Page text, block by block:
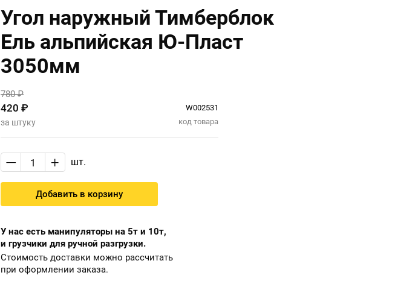
Угол наружный Тимберблок
Ель альпийская Ю-Пласт
3050мм
780 ₽
420 ₽ W002531
за штуку код товара
— + шт.
Добавить в корзину
У нас есть манипуляторы на 5т и 10т,
и грузчики для ручной разгрузки.
Стоимость доставки можно рассчитать
при оформлении заказа.